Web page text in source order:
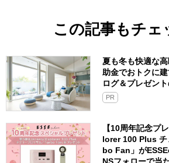
この記事もチェ
夏も冬も快適な
助金でおトクに
ログ＆プレゼン
PR
【10周年記念プ
lorer 100 Plus チ
bo Fan」が